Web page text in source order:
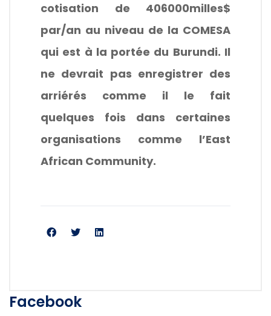
cotisation de 406000milles$
par/an au niveau de la COMESA
qui est à la portée du Burundi. Il
ne devrait pas enregistrer des
arriérés comme il le fait
quelques fois dans certaines
organisations comme l’East
African Community.
Facebook